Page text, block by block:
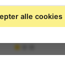
alle cookies